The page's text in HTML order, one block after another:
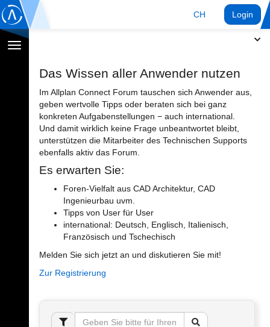
CH Login
Navigation
Das Wissen aller Anwender nutzen
Im Allplan Connect Forum tauschen sich Anwender aus,
geben wertvolle Tipps oder beraten sich bei ganz
konkreten Aufgabenstellungen − auch international.
Und damit wirklich keine Frage unbeantwortet bleibt,
unterstützen die Mitarbeiter des Technischen Supports
ebenfalls aktiv das Forum.
Es erwarten Sie:
Foren-Vielfalt aus CAD Architektur, CAD
Ingenieurbau uvm.
Tipps von User für User
international: Deutsch, Englisch, Italienisch,
Französisch und Tschechisch
Melden Sie sich jetzt an und diskutieren Sie mit!
Zur Registrierung